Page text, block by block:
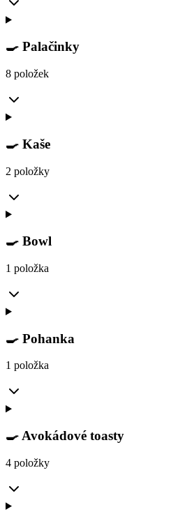
🍳 Palačinky
8 položek
🍳 Kaše
2 položky
🍳 Bowl
1 položka
🍳 Pohanka
1 položka
🍳 Avokádové toasty
4 položky